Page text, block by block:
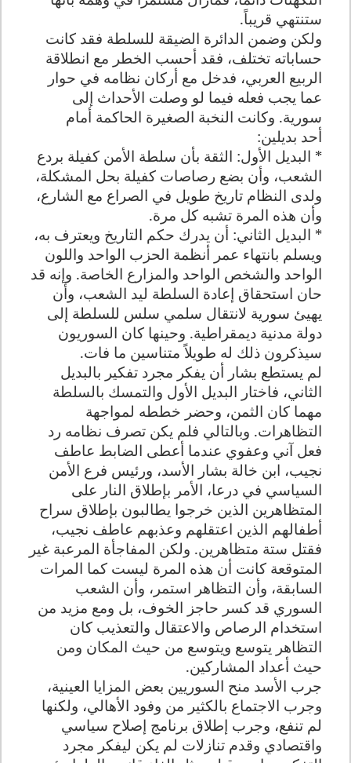
ستنتهي قريباً.
ولكن وضمن الدائرة الضيقة للسلطة فقد كانت
حساباته تختلف، فقد أحسب الخطر مع انطلاقة
الربيع العربي، فدخل مع أركان نظامه في حوار
عما يجب فعله فيما لو وصلت الأحداث إلى
سورية. وكانت النخبة الصغيرة الحاكمة أمام
أحد بديلين:
* البديل الأول: الثقة بأن سلطة الأمن كفيلة بردع
الشعب، وأن بضع رصاصات كفيلة بحل المشكلة،
ولدى النظام تاريخ طويل في الصراع مع الشارع،
وأن هذه المرة تشبه كل مرة.
* البديل الثاني: أن يدرك حكم التاريخ ويعترف به،
ويسلم بانتهاء عمر أنظمة الحزب الواحد واللون
الواحد والشخص الواحد والمزارع الخاصة. وإنه قد
حان استحقاق إعادة السلطة ليد الشعب، وأن
يهيئ سورية لانتقال سلمي سلس للسلطة إلى
دولة مدنية ديمقراطية. وحينها كان السوريون
سيذكرون ذلك له طويلاً متناسين ما فات.
لم يستطع بشار أن يفكر مجرد تفكير بالبديل
الثاني، فاختار البديل الأول والتمسك بالسلطة
مهما كان الثمن، وحضر خططه لمواجهة
التظاهرات. وبالتالي فلم يكن تصرف نظامه رد
فعل آني وعفوي عندما أعطى الضابط عاطف
نجيب، ابن خالة بشار الأسد، ورئيس فرع الأمن
السياسي في درعا، الأمر بإطلاق النار على
المتظاهرين الذين خرجوا يطالبون بإطلاق سراح
أطفالهم الذين اعتقلهم وعذبهم عاطف نجيب،
فقتل ستة متظاهرين. ولكن المفاجأة المرعبة غير
المتوقعة كانت أن هذه المرة ليست كما المرات
السابقة، وأن التظاهر استمر، وأن الشعب
السوري قد كسر حاجز الخوف، بل ومع مزيد من
استخدام الرصاص والاعتقال والتعذيب كان
التظاهر يتوسع ويتوسع من حيث المكان ومن
حيث أعداد المشاركين.
جرب الأسد منح السوريين بعض المزايا العينية،
وجرب الاجتماع بالكثير من وفود الأهالي، ولكنها
لم تنفع، وجرب إطلاق برنامج إصلاح سياسي
واقتصادي وقدم تنازلات لم يكن ليفكر مجرد